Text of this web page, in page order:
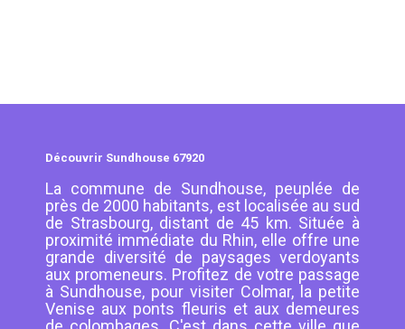
Découvrir Sundhouse 67920
La commune de Sundhouse, peuplée de
près de 2000 habitants, est localisée au sud
de Strasbourg, distant de 45 km. Située à
proximité immédiate du Rhin, elle offre une
grande diversité de paysages verdoyants
aux promeneurs. Profitez de votre passage
à Sundhouse, pour visiter Colmar, la petite
Venise aux ponts fleuris et aux demeures